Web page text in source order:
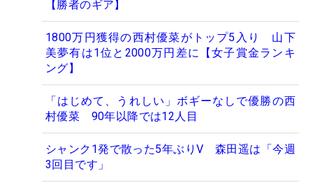
【勝者のギア】
1800万円獲得の西村優菜がトップ5入り 山下
美夢有は1位と2000万円差に【女子賞金ランキ
ング】
「はじめて、うれしい」ボギーなしで優勝の西
村優菜 90年以降では12人目
シャンク1発で散った5年ぶりV 森田遥は「今週
3回目です」